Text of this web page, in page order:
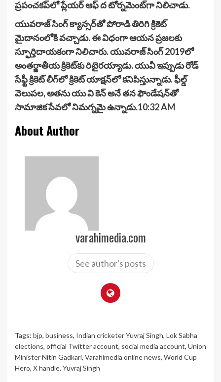
ప్రపంచకప్‌లో ప్లేయర్ ఆఫ్ ద టోర్నమెంట్‌గా నిలిచాడు.
యువరాజ్ సింగ్ క్యాన్సర్‌తో పోరాడి తిరిగి క్రికెట్
మైదానంలోకి వచ్చాడు. ఈ విధంగా ఆయన ప్రజలకు
స్ఫూర్తిదాయకంగా నిలిచారు. యువరాజ్ సింగ్ 2019లో
అంతర్జాతీయ క్రికెట్‌కు రిటైరయ్యాడు. యువీ ఇప్పుడు రోడ్
సేఫ్టీ క్రికెట్ లీగ్‌లో క్రికెట్ యాక్షన్‌లో కనిపిస్తున్నాడు. ఫీల్డ్
వెలుపల, అతను యు వి కెన్ అనే తన ఫౌండేషన్‌తో
సామాజిక సేవలో నిమగ్నమై ఉన్నాడు.10:32 AM
About Author
varahimedia.com
See author's posts
Tags: bjp, business, Indian cricketer Yuvraj Singh, Lok Sabha
elections, official Twitter account, social media account, Union
Minister Nitin Gadkari, Varahimedia online news, World Cup
Hero, X handle, Yuvraj Singh